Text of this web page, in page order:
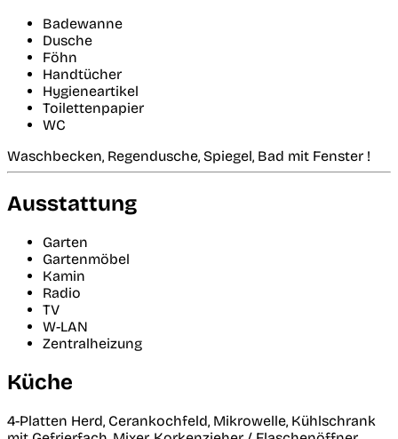
Badewanne
Dusche
Föhn
Handtücher
Hygieneartikel
Toilettenpapier
WC
Waschbecken, Regendusche, Spiegel, Bad mit Fenster !
Ausstattung
Garten
Gartenmöbel
Kamin
Radio
TV
W-LAN
Zentralheizung
Küche
4-Platten Herd, Cerankochfeld, Mikrowelle, Kühlschrank